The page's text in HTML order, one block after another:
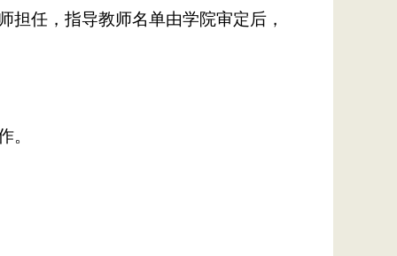
担任，指导教师名单由学院审定后，
。